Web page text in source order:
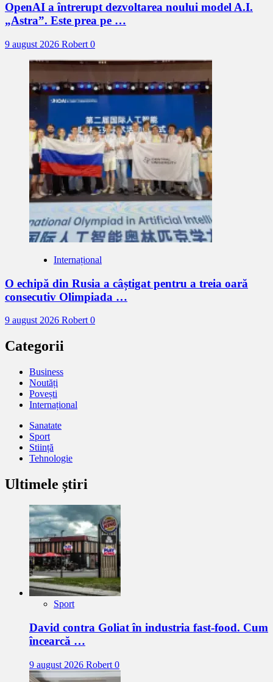
OpenAI a întrerupt dezvoltarea noului model A.I.
„Astra”. Este prea pe …
9 august 2026 Robert 0
Internațional
O echipă din Rusia a câștigat pentru a treia oară
consecutiv Olimpiada …
9 august 2026 Robert0
Categorii
Business
Noutăți
Povești
Internațional
Sanatate
Sport
Stiință
Tehnologie
Ultimele știri
Sport
David contra Goliat în industria fast-food. Cum
încearcă …
9 august 2026 Robert 0